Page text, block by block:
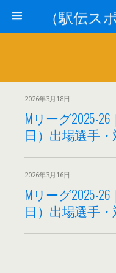
2026年3月18日
Mリーグ2025-26
日）出場選手
2026年3月16日
Mリーグ2025-26
日）出場選手